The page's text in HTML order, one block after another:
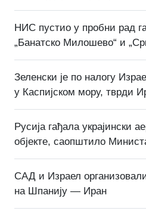
НИС пустио у пробни рад
„Банатско Милошево“ и
Зеленски је по налогу
у Каспијском мору, тврди
Русија гађала украјински
објекте, саопштило
САД и Израел
на Шпанију — Иран